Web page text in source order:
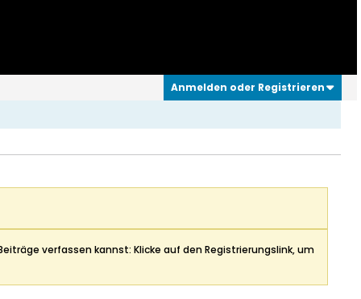
Anmelden oder Registrieren
verfassen kannst: Klicke auf den Registrierungslink, um